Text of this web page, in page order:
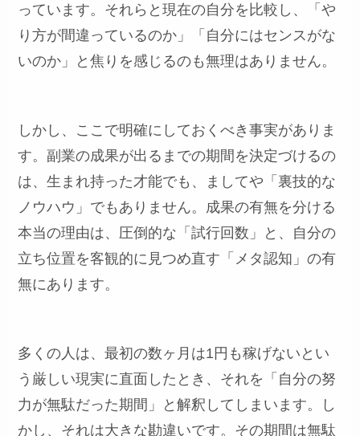
っています。それらと現在の自分を比較し、「や
り方が間違っているのか」「自分にはセンスがな
いのか」と焦りを感じるのも無理はありません。
しかし、ここで明確にしておくべき事実がありま
す。副業の成果が出るまでの期間を決定づけるの
は、生まれ持った才能でも、ましてや「裏技的な
ノウハウ」でもありません。成果の有無を分ける
本当の理由は、圧倒的な「試行回数」と、自分の
立ち位置を客観的に見つめ直す「メタ認知」の有
無にあります。
多くの人は、最初の数ヶ月は1円も稼げないとい
う厳しい現実に直面したとき、それを「自分の努
力が無駄だった期間」と解釈してしまいます。し
かし、それは大きな勘違いです。その期間は無駄